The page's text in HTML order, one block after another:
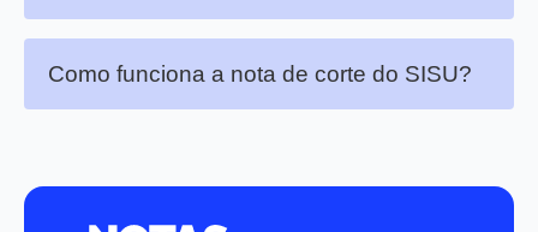
Como funciona a nota de corte do SISU?